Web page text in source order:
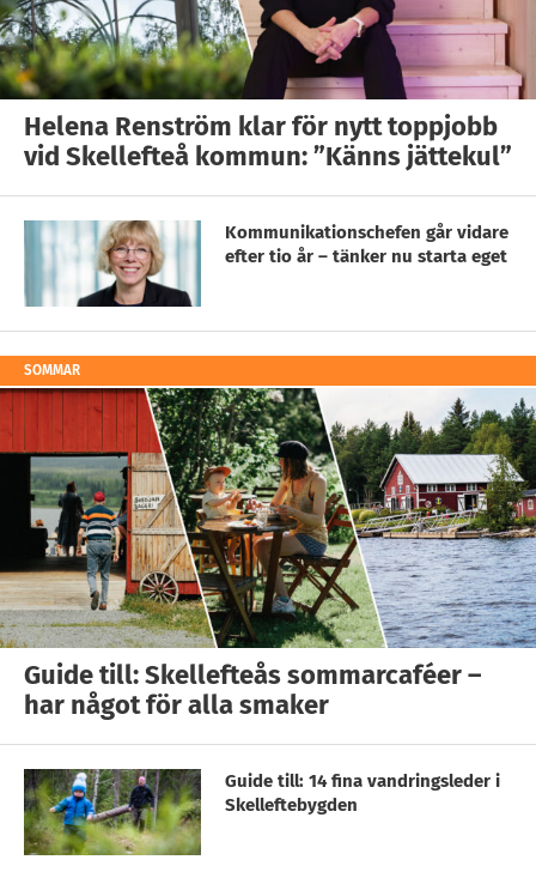
Helena Renström klar för nytt toppjobb
vid Skellefteå kommun: ”Känns jättekul”
Kommunikationschefen går vidare
efter tio år – tänker nu starta eget
SOMMAR
Guide till: Skellefteås sommarcaféer –
har något för alla smaker
Guide till: 14 fina vandringsleder i
Skelleftebygden